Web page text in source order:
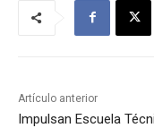
Artículo anterior
Impulsan Escuela